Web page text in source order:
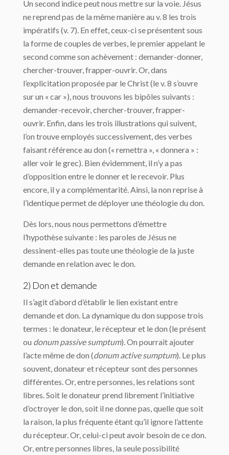
Un second indice peut nous mettre sur la voie. Jésus
ne reprend pas de la même manière au v. 8 les trois
impératifs (v. 7). En effet, ceux-ci se présentent sous
la forme de couples de verbes, le premier appelant le
second comme son achèvement : demander-donner,
chercher-trouver, frapper-ouvrir. Or, dans
l’explicitation proposée par le Christ (le v. 8 s’ouvre
sur un « car »), nous trouvons les bipôles suivants :
demander-recevoir, chercher-trouver, frapper-
ouvrir. Enfin, dans les trois illustrations qui suivent,
l’on trouve employés successivement, des verbes
faisant référence au don (« remettra », « donnera » :
aller voir le grec). Bien évidemment, il n’y a pas
d’opposition entre le donner et le recevoir. Plus
encore, il y a complémentarité. Ainsi, la non reprise à
l’identique permet de déployer une théologie du don.
Dès lors, nous nous permettons d’émettre
l’hypothèse suivante : les paroles de Jésus ne
dessinent-elles pas toute une théologie de la juste
demande en relation avec le don.
2) Don et demande
Il s’agit d’abord d’établir le lien existant entre
demande et don. La dynamique du don suppose trois
termes : le donateur, le récepteur et le don (le présent
ou donum passive sumptum). On pourrait ajouter
l’acte même de don (donum active sumptum). Le plus
souvent, donateur et récepteur sont des personnes
différentes. Or, entre personnes, les relations sont
libres. Soit le donateur prend librement l’initiative
d’octroyer le don, soit il ne donne pas, quelle que soit
la raison, la plus fréquente étant qu’il ignore l’attente
du récepteur. Or, celui-ci peut avoir besoin de ce don.
Or, entre personnes libres, la seule possibilité